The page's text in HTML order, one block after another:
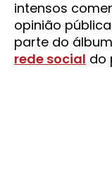
intensos
opinião
parte do
rede social do